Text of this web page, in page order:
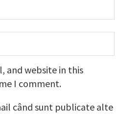
and website in this
I comment.
când sunt publicate alte